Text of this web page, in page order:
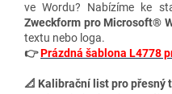
ve Wordu? Nabízíme ke
Zweckform pro Microsoft®
textu nebo loga.
👉Prázdná šablona L4778
📐 Kalibrační list pro přesný